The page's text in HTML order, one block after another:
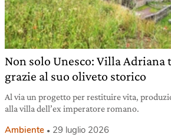
Non solo Unesco: Villa Adriana
grazie al suo oliveto storico
Al via un progetto per restituire vita,
alla villa dell’ex imperatore romano.
Ambiente 29 luglio 2026